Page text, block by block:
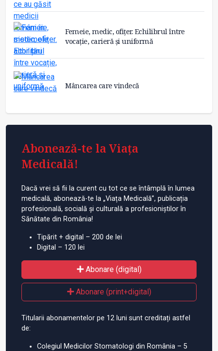
Femeie, medic, ofițer. Echilibrul între
vocație, carieră și uniformă
Mâncarea care vindecă
Abonează-te la Viața
Medicală!
Dacă vrei să fii la curent cu tot ce se întâmplă în lumea
medicală, abonează-te la „Viața Medicală”, publicația
profesională, socială și culturală a profesioniștilor în
Sănătate din România!
Tipărit + digital – 200 de lei
Digital – 120 lei
Abonare (digital)
Abonare (print+digital)
Titularii abonamentelor pe 12 luni sunt creditați astfel
de:
Colegiul Medicilor Stomatologi din România – 5